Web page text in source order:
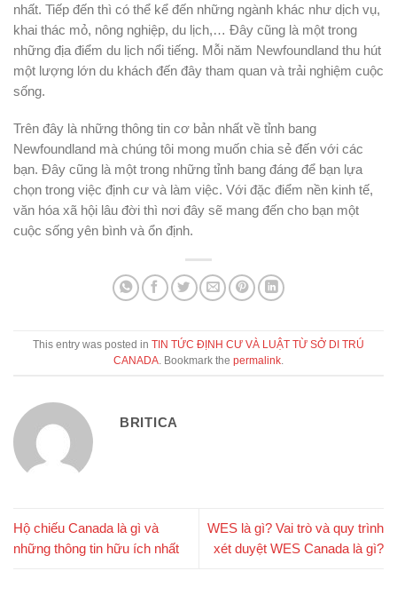
nhất. Tiếp đến thì có thể kể đến những ngành khác như dịch vụ,
khai thác mỏ, nông nghiệp, du lịch,… Đây cũng là một trong
những địa điểm du lịch nổi tiếng. Mỗi năm Newfoundland thu hút
một lượng lớn du khách đến đây tham quan và trải nghiệm cuộc
sống.
Trên đây là những thông tin cơ bản nhất về tỉnh bang
Newfoundland mà chúng tôi mong muốn chia sẻ đến với các
bạn. Đây cũng là một trong những tỉnh bang đáng để bạn lựa
chọn trong việc định cư và làm việc. Với đặc điểm nền kinh tế,
văn hóa xã hội lâu đời thì nơi đây sẽ mang đến cho bạn một
cuộc sống yên bình và ổn định.
This entry was posted in TIN TỨC ĐỊNH CƯ VÀ LUẬT TỪ SỞ DI TRÚ
CANADA . Bookmark the permalink
BRITICA
Hộ chiếu Canada là gì và
những thông tin hữu ích nhất
WES là gì? Vai trò và quy trình
xét duyệt WES Canada là gì?